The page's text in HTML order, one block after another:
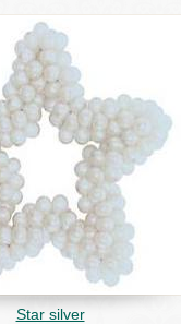
Star silver